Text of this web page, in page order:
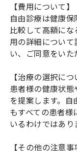
【費用について】
自由診療は健康
比較して高額に
用の詳細について
い、ご同意をいた
【治療の選択につ
患者様の健康状
を提案します。
もすべての患者様
いるわけではあり
【その他の注意事